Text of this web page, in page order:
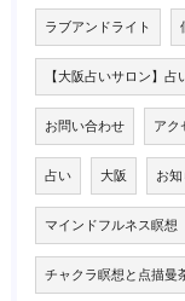
ラブアンドライト
【大阪占いサロン】
お問い合わせ アク
占い 大阪 お
マインドフルネス瞑想
チャクラ瞑想と点描曼